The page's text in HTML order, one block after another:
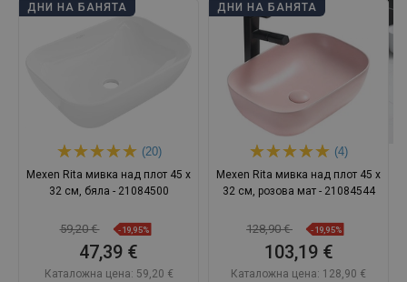
ДНИ НА БАНЯТА
(20)
Mexen Rita мивка над плот 45 x
32 см, бяла - 21084500
59,20 € -19,95%
47,39 €
Каталожна цена: 59,20 €
ДНИ НА БАНЯТА
(4)
Mexen Rita мивка над плот 45 x
32 см, розова мат - 21084544
128,90 € -19,95%
103,19 €
Каталожна цена: 128,90 €